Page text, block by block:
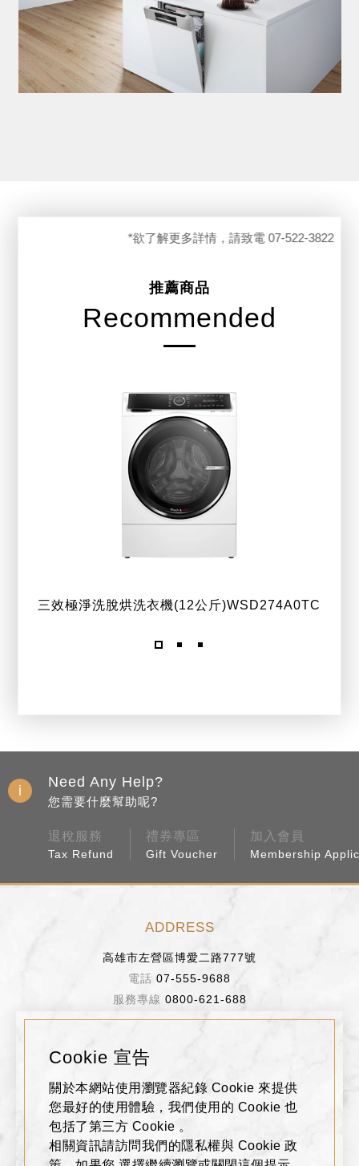
Cookie 宣告
關於本網站使用瀏覽器紀錄 Cookie 來提供
您最好的使用體驗，我們使用的 Cookie 也
包括了第三方 Cookie 。
相關資訊請訪問我們的隱私權與 Cookie 政
推薦商品
Recommended
三效極淨洗脫烘洗衣機(12公斤)WSD274A0TC
*欲了解更多詳情，請致電 07-522-3822
Need Any Help?
您需要什麼幫助呢?
退稅服務
Tax Refund
禮券專區
Gift Voucher
加入會員
Membership
ADDRESS
高雄市左營區博愛二路777號
07-555-9688
0800-621-688
週五、週六、假日前一天 11:00~22:30